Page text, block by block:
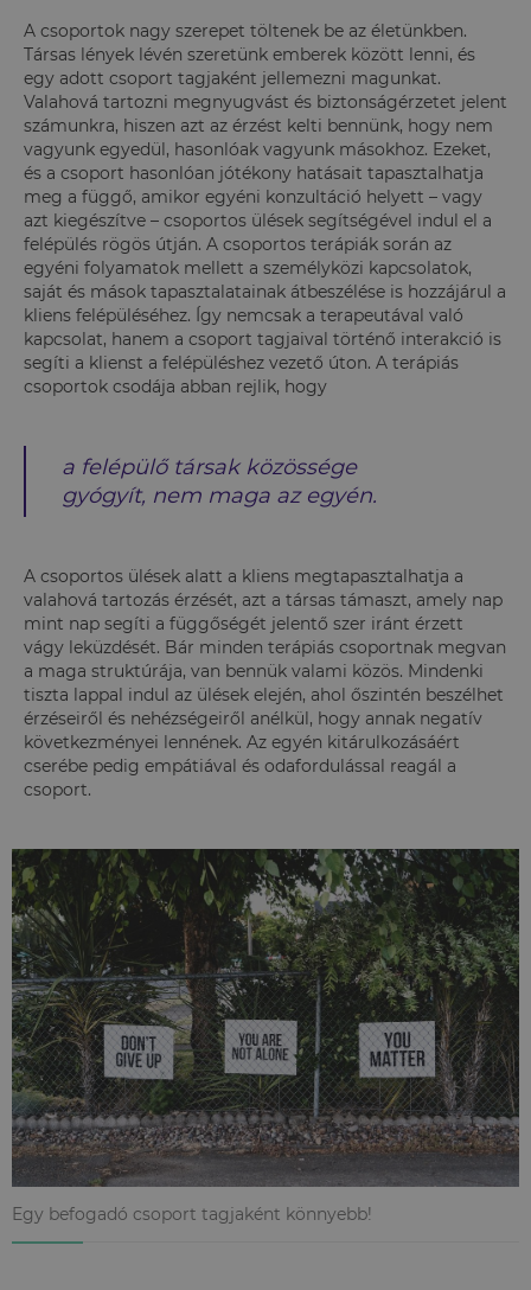
A csoportok nagy szerepet töltenek be az életünkben.
Társas lények lévén szeretünk emberek között lenni, és
egy adott csoport tagjaként jellemezni magunkat.
Valahová tartozni megnyugvást és biztonságérzetet jelent
számunkra, hiszen azt az érzést kelti bennünk, hogy nem
vagyunk egyedül, hasonlóak vagyunk másokhoz. Ezeket,
és a csoport hasonlóan jótékony hatásait tapasztalhatja
meg a függő, amikor egyéni konzultáció helyett – vagy
azt kiegészítve – csoportos ülések segítségével indul el a
felépülés rögös útján. A csoportos terápiák során az
egyéni folyamatok mellett a személyközi kapcsolatok,
saját és mások tapasztalatainak átbeszélése is hozzájárul a
kliens felépüléséhez. Így nemcsak a terapeutával való
kapcsolat, hanem a csoport tagjaival történő interakció is
segíti a klienst a felépüléshez vezető úton. A terápiás
csoportok csodája abban rejlik, hogy
a felépülő társak közössége
gyógyít, nem maga az egyén.
A csoportos ülések alatt a kliens megtapasztalhatja a
valahová tartozás érzését, azt a társas támaszt, amely nap
mint nap segíti a függőségét jelentő szer iránt érzett
vágy leküzdését. Bár minden terápiás csoportnak megvan
a maga struktúrája, van bennük valami közös. Mindenki
tiszta lappal indul az ülések elején, ahol őszintén beszélhet
érzéseiről és nehézségeiről anélkül, hogy annak negatív
következményei lennének. Az egyén kitárulkozásáért
cserébe pedig empátiával és odafordulással reagál a
csoport.
Egy befogadó csoport tagjaként könnyebb!